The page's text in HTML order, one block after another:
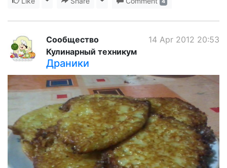
14 Apr 2012 20:53
Сообщество
Кулинарный техникум
Драники